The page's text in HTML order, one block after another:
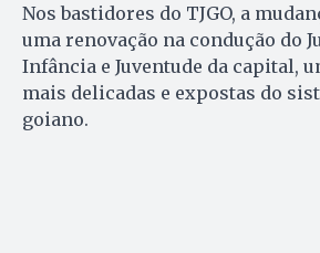
Nos bastidores do TJGO, a
uma renovação na condução do
Infância e Juventude da capital,
mais delicadas e expostas do
goiano.